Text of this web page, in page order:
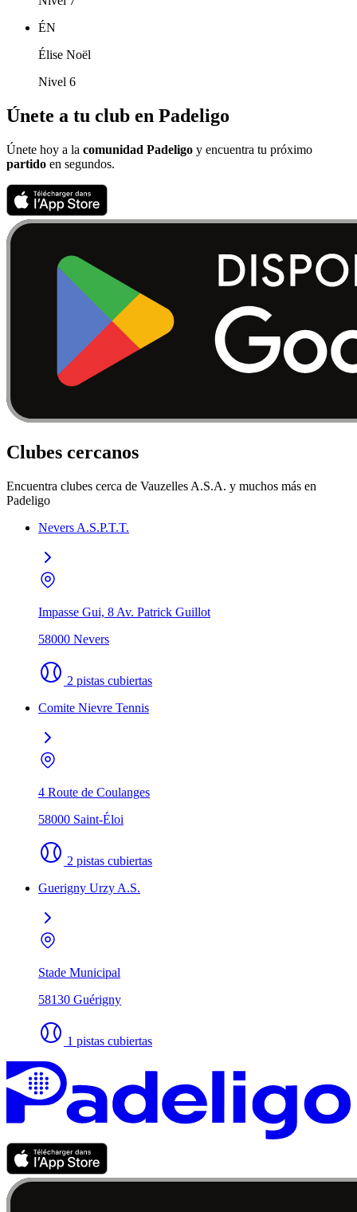
ÉN
Élise Noël
Nivel 6
Únete a tu club en Padeligo
Únete hoy a la comunidad Padeligo y encuentra tu próximo
partido en segundos.
Clubes cercanos
Encuentra clubes cerca de Vauzelles A.S.A. y muchos más en
Padeligo
Nevers A.S.P.T.T.
Impasse Gui, 8 Av. Patrick Guillot
58000 Nevers
2 pistas cubiertas
Comite Nievre Tennis
4 Route de Coulanges
58000 Saint-Éloi
2 pistas cubiertas
Guerigny Urzy A.S.
Stade Municipal
58130 Guérigny
1 pistas cubiertas